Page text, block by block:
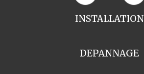
INSTALLATION
DEPANNAGE